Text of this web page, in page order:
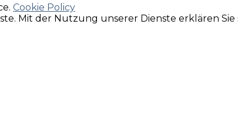
Cookie Policy
Mit der Nutzung unserer Dienste erklären Sie